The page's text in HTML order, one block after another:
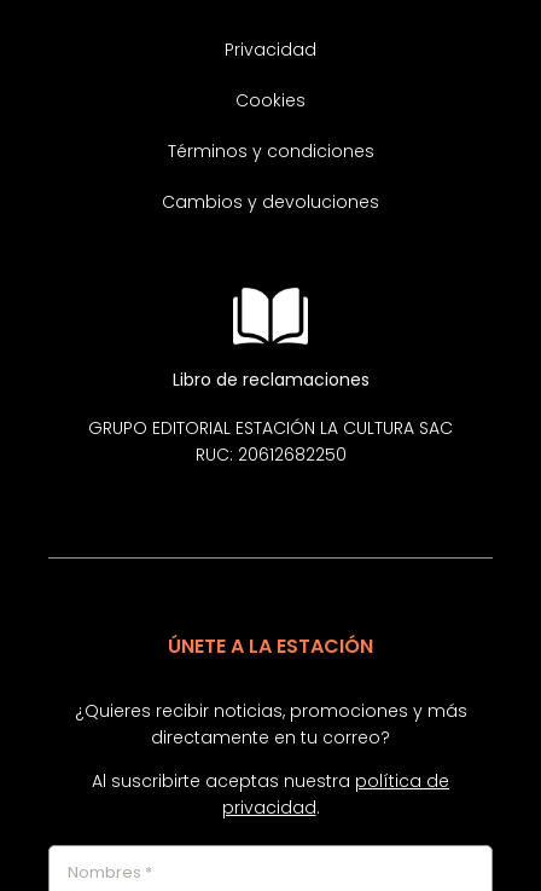
Privacidad
Cookies
Términos y condiciones
Cambios y devoluciones
Libro de reclamaciones
GRUPO EDITORIAL ESTACIÓN LA CULTURA SAC
RUC: 20612682250
ÚNETE A LA ESTACIÓN
¿Quieres recibir noticias, promociones y más
directamente en tu correo?
Al suscribirte aceptas nuestra política de
privacidad.